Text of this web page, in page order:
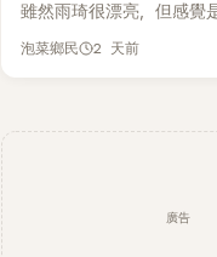
雖然雨琦很漂亮，但感覺
SSERAFIM 和 aespa 佔據
泡菜鄉民 2 天前
廣告